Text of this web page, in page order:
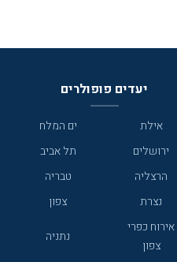
יעדים פופולרים
אילת
ים המלח
ירושלים
תל אביב
הרצליה
טבריה
נצרת
צפון
אירוח כפרי
צפון
נתניה